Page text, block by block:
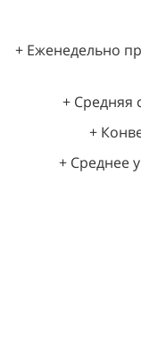
+ Еженедельно
+ Средняя
+
+ Среднее